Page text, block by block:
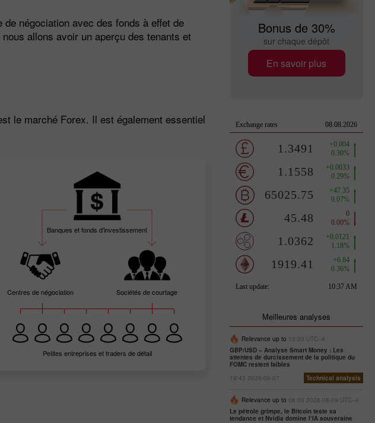
négociation avec des fonds à effet de
allons avoir un aperçu des tenants et
le marché Forex. Il est également essentiel
Banques et fonds d’investissement
Centres de négociation Sociétés de courtage
Petites entreprises et traders de détail
Bonus de 30%
sur chaque dépôt
En savoir plus
Meilleures analyses
Relevance up to 13:00 UTC--4
GBP/USD – Analyse Smart Money : Les
attentes de durcissement de la politique du
FOMC restent faibles
19:43 2026-08-07
Technical analysis
Relevance up to 06:00 2026-08-09 UTC--4
Le pétrole grimpe, le Bitcoin teste sa
tendance et Nvidia domine l’IA souveraine